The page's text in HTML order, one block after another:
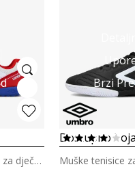
Nogometne tenisice za dječake
Brzi
Dostupno
Muške tenisice